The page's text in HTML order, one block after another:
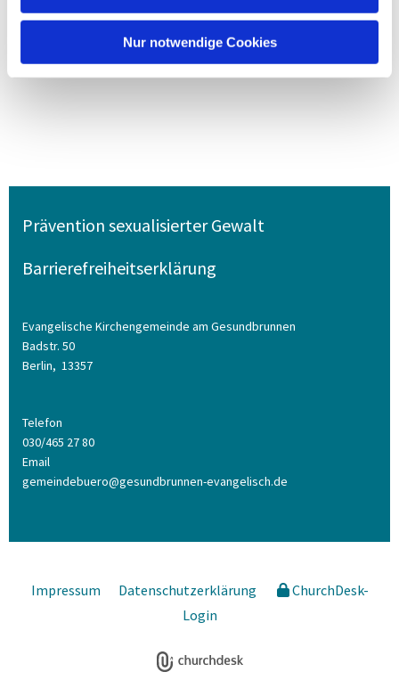
Nur notwendige Cookies
Prävention sexualisierter Gewalt
Barrierefreiheitserklärung
Evangelische Kirchengemeinde am Gesundbrunnen
Badstr. 50
Berlin, 13357
Telefon
030/465 27 80
Email
gemeindebuero@gesundbrunnen-evangelisch.de
Impressum Datenschutzerklärung
ChurchDesk-
Login